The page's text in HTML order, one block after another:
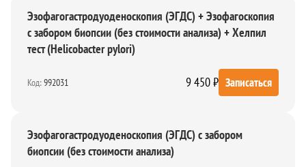
Эзофагогастродуоденоскопия (ЭГДС) + Эзофагоскопия
с забором биопсии (без стоимости анализа) + Хелпил
тест (Helicobacter pylori)
9 450 ₽ Записаться
Код:992031
Эзофагогастродуоденоскопия (ЭГДС) с забором
биопсии (без стоимости анализа)